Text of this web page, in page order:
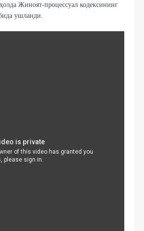
Жиноят-процессуал кодексининг
ушланди.